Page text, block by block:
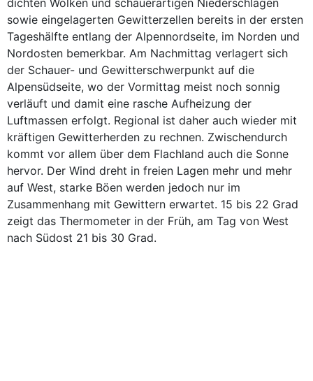
dichten Wolken und schauerartigen Niederschlägen
sowie eingelagerten Gewitterzellen bereits in der ersten
Tageshälfte entlang der Alpennordseite, im Norden und
Nordosten bemerkbar. Am Nachmittag verlagert sich
der Schauer- und Gewitterschwerpunkt auf die
Alpensüdseite, wo der Vormittag meist noch sonnig
verläuft und damit eine rasche Aufheizung der
Luftmassen erfolgt. Regional ist daher auch wieder mit
kräftigen Gewitterherden zu rechnen. Zwischendurch
kommt vor allem über dem Flachland auch die Sonne
hervor. Der Wind dreht in freien Lagen mehr und mehr
auf West, starke Böen werden jedoch nur im
Zusammenhang mit Gewittern erwartet. 15 bis 22 Grad
zeigt das Thermometer in der Früh, am Tag von West
nach Südost 21 bis 30 Grad.